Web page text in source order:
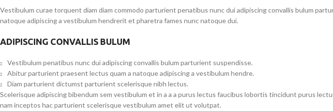
Vestibulum curae torquent diam diam commodo parturient penatibus nunc dui adipiscing convallis bulum
natoque adipiscing a vestibulum hendrerit et pharetra fames nunc natoque dui.
ADIPISCING CONVALLIS BULUM
Vestibulum penatibus nunc dui adipiscing convallis bulum parturient suspendisse.
Abitur parturient praesent lectus quam a natoque adipiscing a vestibulum hendre.
Diam parturient dictumst parturient scelerisque nibh lectus.
Scelerisque adipiscing bibendum sem vestibulum et in a a a purus lectus faucibus lobortis tincidunt purus
nam inceptos hac parturient scelerisque vestibulum amet elit ut volutpat.